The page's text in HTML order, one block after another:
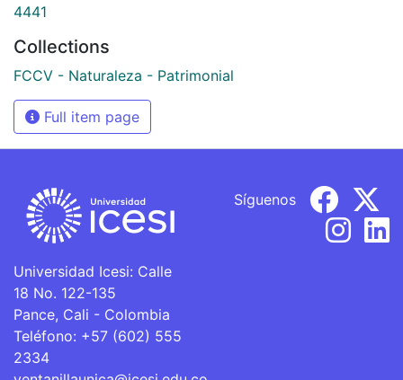
4441
Collections
FCCV - Naturaleza - Patrimonial
Full item page
Universidad Icesi: Calle
18 No. 122-135
Pance, Cali - Colombia
Teléfono: +57 (602) 555
2334
Síguenos